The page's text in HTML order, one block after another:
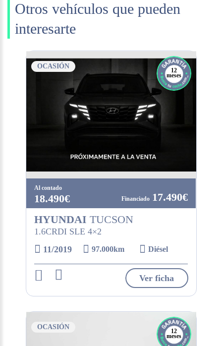
Otros vehículos que pueden
interesarte
OCASIÓN
12
meses
Al contado
18.490€
17.490€
HYUNDAI TUCSON
1.6CRDI SLE 4×2
11/2019
97.000km Diésel
Ver ficha
OCASIÓN
12
meses